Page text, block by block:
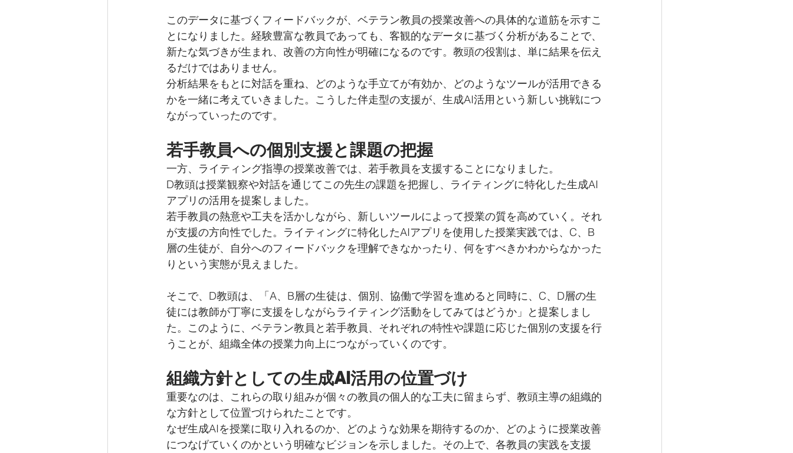
このデータに基づくフィードバックが、ベテラン教員の授業改善への具体的な道筋を示すこ
とになりました。経験豊富な教員であっても、客観的なデータに基づく分析があることで、
新たな気づきが生まれ、改善の方向性が明確になるのです。教頭の役割は、単に結果を伝え
るだけではありません。
分析結果をもとに対話を重ね、どのような手立てが有効か、どのようなツールが活用できる
かを一緒に考えていきました。こうした伴走型の支援が、生成AI活用という新しい挑戦につ
ながっていったのです。
若手教員への個別支援と課題の把握
一方、ライティング指導の授業改善では、若手教員を支援することになりました。
D教頭は授業観察や対話を通じてこの先生の課題を把握し、ライティングに特化した生成AI
アプリの活用を提案しました。
若手教員の熱意や工夫を活かしながら、新しいツールによって授業の質を高めていく。それ
が支援の方向性でした。ライティングに特化したAIアプリを使用した授業実践では、C、B
層の生徒が、自分へのフィードバックを理解できなかったり、何をすべきかわからなかった
りという実態が見えました。
そこで、D教頭は、「A、B層の生徒は、個別、協働で学習を進めると同時に、C、D層の生
徒には教師が丁寧に支援をしながらライティング活動をしてみてはどうか」と提案しまし
た。このように、ベテラン教員と若手教員、それぞれの特性や課題に応じた個別の支援を行
うことが、組織全体の授業力向上につながっていくのです。
組織方針としての生成AI活用の位置づけ
重要なのは、これらの取り組みが個々の教員の個人的な工夫に留まらず、教頭主導の組織的
な方針として位置づけられたことです。
なぜ生成AIを授業に取り入れるのか、どのような効果を期待するのか、どのように授業改善
につなげていくのかという明確なビジョンを示しました。その上で、各教員の実践を支援